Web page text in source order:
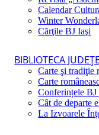
Calendar
Winter
Cărţile BJ Iaşi
BIBLIOTECA
Carte şi tradiţie
Carte
Conferințele BJ
Cât de departe
La Izvoarele